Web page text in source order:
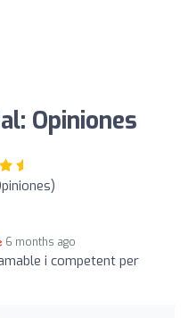
Opiniones
6 months ago
i competent per